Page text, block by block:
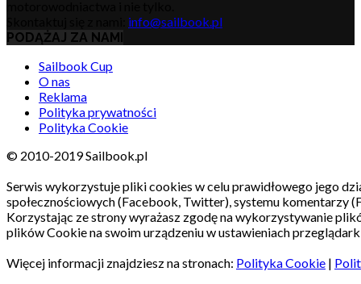
info@sailbook.pl
PODĄŻAJ ZA NAMI
Sailbook Cup
O nas
Reklama
Polityka prywatności
Polityka Cookie
© 2010-2019 Sailbook.pl
Serwis wykorzystuje pliki cookies w celu prawidłowego jego
społecznościowych (Facebook, Twitter), systemu komentarzy
Korzystając ze strony wyrażasz zgodę na wykorzystywanie
plików Cookie na swoim urządzeniu w ustawieniach
Więcej informacji znajdziesz na stronach: Polityka Cookie |